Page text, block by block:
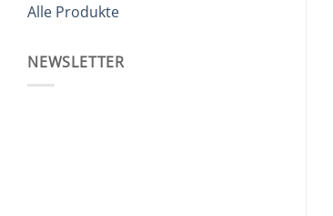
Alle Produkte
NEWSLETTER